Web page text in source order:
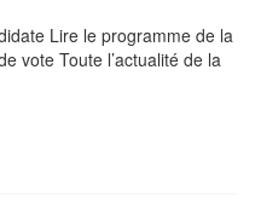
Lire le programme de la
vote Toute l’actualité de la